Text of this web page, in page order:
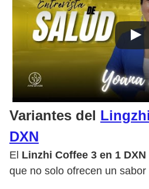
Variantes del
DXN
El Linzhi Coffee 3 en 1 DXN
que no solo ofrecen un sabor